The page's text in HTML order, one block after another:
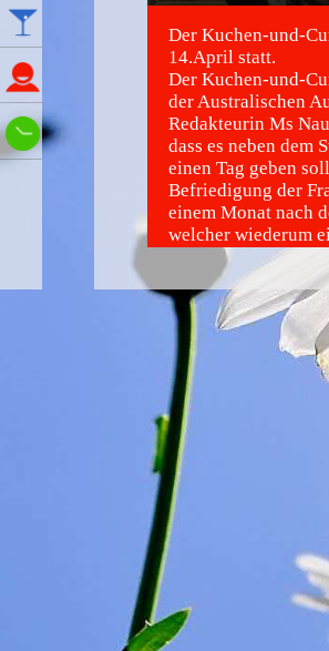
Namenstage
Wie spät ist es?
Der Kuchen-und-
14.April statt.
Der Kuchen-und-
der Australischen
Redakteurin Ms
dass es neben dem
einen Tag geben
Befriedigung der
einem Monat nach
welcher wiederum
Valentinstag